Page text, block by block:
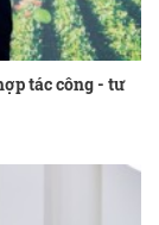
tác công - tư